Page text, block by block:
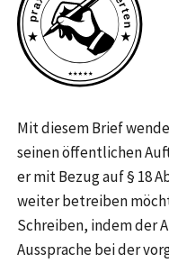
Mit diesem Brief
seinen öffentlichen
er mit Bezug auf § 18
weiter betreiben
Schreiben, indem der
Aussprache bei der